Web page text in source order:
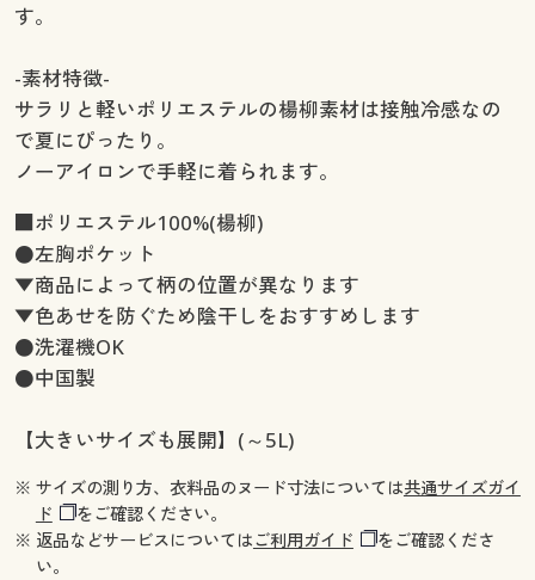
す。
-素材特徴-
サラリと軽いポリエステルの楊柳素材は接触冷感なの
で夏にぴったり。
ノーアイロンで手軽に着られます。
■ポリエステル100%(楊柳)
●左胸ポケット
▼商品によって柄の位置が異なります
▼色あせを防ぐため陰干しをおすすめします
●洗濯機OK
●中国製
【大きいサイズも展開】(～5L)
※ サイズの測り方、衣料品のヌード寸法については共通サイズガイ
ド
をご確認ください。
※ 返品などサービスについてはご利用ガイド
をご確認くださ
い。